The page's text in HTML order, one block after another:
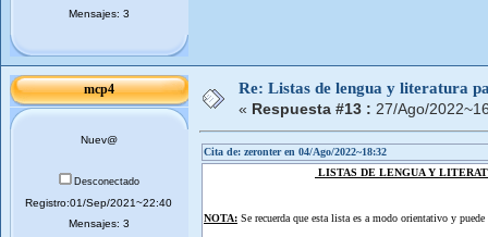
Mensajes: 3
mcp4
Nuev@
Desconectado
Registro:01/Sep/2021~22:40
Mensajes: 3
Re: Listas de lengua y literatura
« Respuesta #13 : 27/Ago/
Cita de: zeronter en 04/Ago/2022~18:32
LISTAS DE LENGUA Y
NOTA: Se recuerda que esta lista es a modo orientativo y